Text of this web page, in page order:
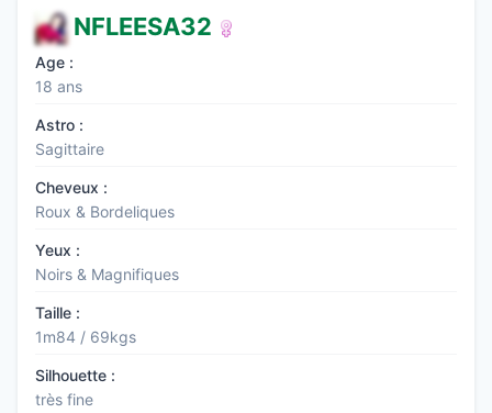
NFLEESA32
Age :
18 ans
Astro :
Sagittaire
Cheveux :
Roux & Bordeliques
Yeux :
Noirs & Magnifiques
Taille :
1m84 / 69kgs
Silhouette :
très fine